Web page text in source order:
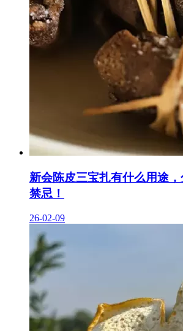
新会陈皮三宝扎有什么用途
禁忌！
26-02-09